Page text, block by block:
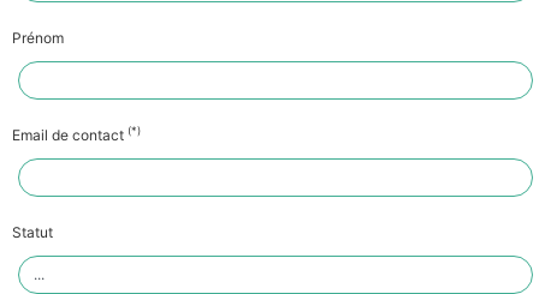
Prénom
Email de contact (*)
Statut